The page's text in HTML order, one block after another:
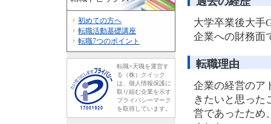
大学卒業後大手
企業への財務面
転職理由
企業の経営のア
きたいと思った
営であったため
初めての方へ
転職活動基礎講座
転職7つのポイント
転職×天職を運営す
る（株）クイック
は、個人情報保護に
取り組む企業を示す
プライバシーマーク
を取得しています。